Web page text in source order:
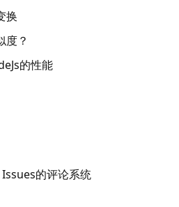
换
度？
的性能
的评论系统